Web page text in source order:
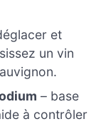
et
un vin
– base
à contrôler